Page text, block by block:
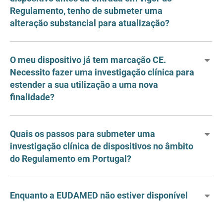
Regulamento, tenho de submeter uma
alteração substancial para atualização?
O meu dispositivo já tem marcação CE.
Necessito fazer uma investigação clínica para
estender a sua utilização a uma nova
finalidade?
Quais os passos para submeter uma
investigação clínica de dispositivos no âmbito
do Regulamento em Portugal?
Enquanto a EUDAMED não estiver disponível